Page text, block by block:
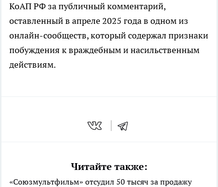
КоАП РФ за публичный комментарий,
оставленный в апреле 2025 года в одном из
онлайн-сообществ, который содержал признаки
побуждения к враждебным и насильственным
действиям.
Читайте также:
«Союзмультфильм» отсудил 50 тысяч за продажу